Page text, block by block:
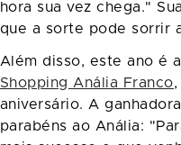
hora sua vez chega."
que a sorte pode sorrir
Além disso, este ano é
Shopping Anália Franco
aniversário. A
parabéns ao Anália: